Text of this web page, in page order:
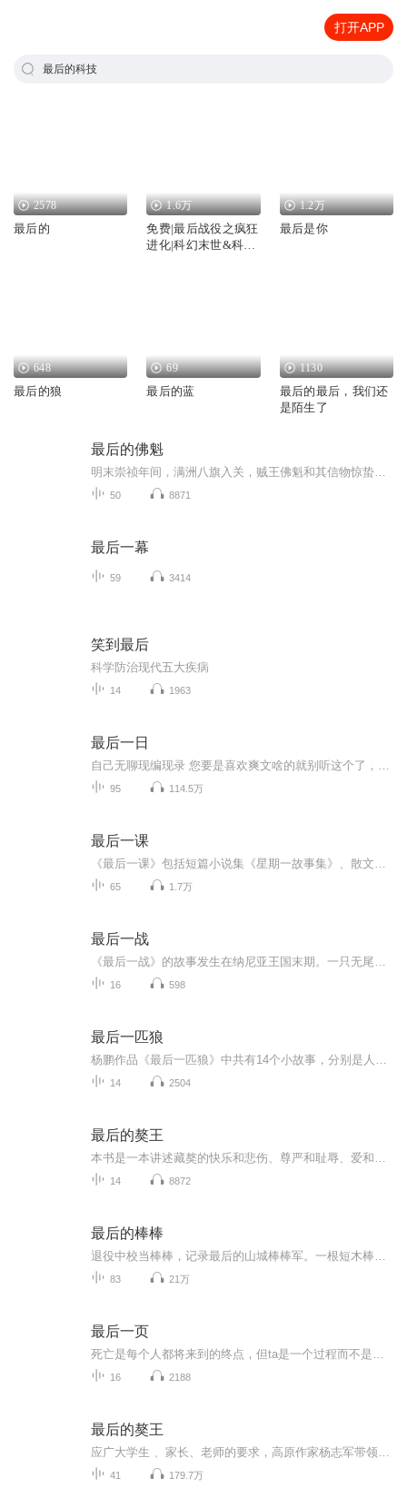
打开APP
最后的科技
2578
最后的
1.6万
免费|最后战役之疯狂
进化|科幻末世&科技
1.2万
最后是你
648
最后的狼
69
最后的蓝
1130
最后的最后，我们还
是陌生了
最后的佛魁
50 8871
最后一幕
59 3414
笑到最后
科学防治现代五大疾病
14 1963
最后一日
95 114.5万
最后一课
65 1.7万
最后一战
16 598
最后一匹狼
14 2504
最后的獒王
14 8872
最后的棒棒
83 21万
最后一页
16 2188
最后的獒王
41 179.7万